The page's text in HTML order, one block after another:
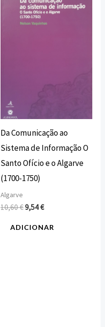
Da Comunicação ao
Sistema de Informação O
Santo Ofício e o Algarve
(1700-1750)
Algarve
10,60€
original
era:
9,54€
atual
ADICIONAR